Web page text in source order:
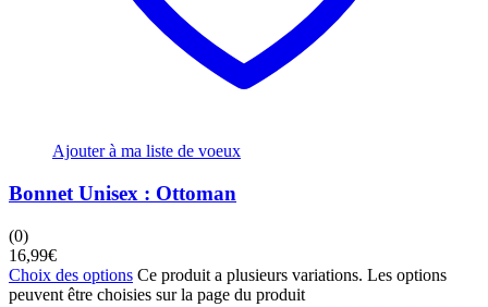
Ajouter à ma liste de voeux
Bonnet Unisex : Ottoman
(0)
16,99€
Choix des options Ce produit a plusieurs variations. Les options
peuvent être choisies sur la page du produit